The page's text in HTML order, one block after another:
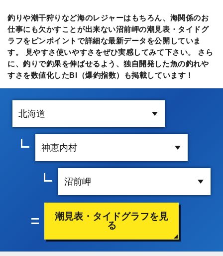
釣りや潮干狩りなど海のレジャーはもちろん、海関係のお
仕事にも欠かすことが出来ない沼前岬の潮見表・タイドグ
ラフをピンポイントで詳細な最新データを公開していま
す。 見やすさ使いやすさをぜひ実感してみて下さい。 さら
に、釣りで釣果を伸ばせるよう、独自開発した魚の釣れや
すさを数値化したBI（爆釣指数）も掲載しています！
潮見表・タイドグラフを見
る